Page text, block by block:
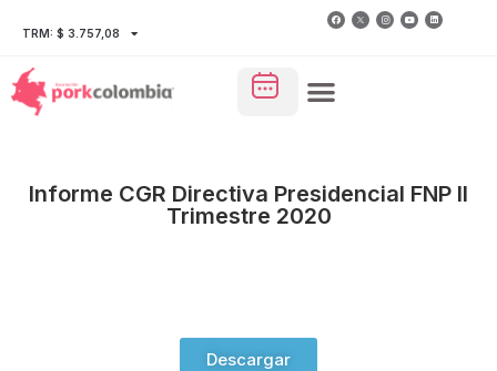
TRM: $ 3.757,08
Informe CGR Directiva Presidencial FNP II
Trimestre 2020
Descargar